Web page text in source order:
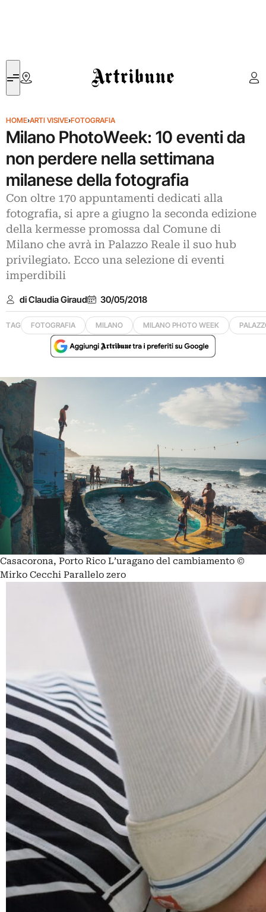
Artribune
HOME›ARTI VISIVE›FOTOGRAFIA
Milano PhotoWeek: 10 eventi da
non perdere nella settimana
milanese della fotografia
Con oltre 170 appuntamenti dedicati alla
fotografia, si apre a giugno la seconda edizione
della kermesse promossa dal Comune di
Milano che avrà in Palazzo Reale il suo hub
privilegiato. Ecco una selezione di eventi
imperdibili
di Claudia Giraud 30/05/2018
TAG FOTOGRAFIA MILANO MILANO PHOTO WEEK
Casacorona, Porto Rico L’uragano del cambiamento ©
Mirko Cecchi Parallelo zero